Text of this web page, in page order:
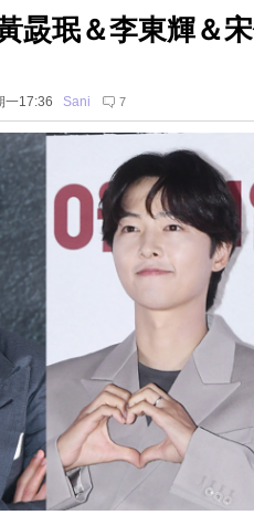
晸珉＆李東輝＆
一17:36 Sani 7